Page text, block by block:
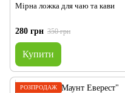
Мірна ложка для чаю та кави
280 грн 350 грн
Купити
РОЗПРОДАЖ